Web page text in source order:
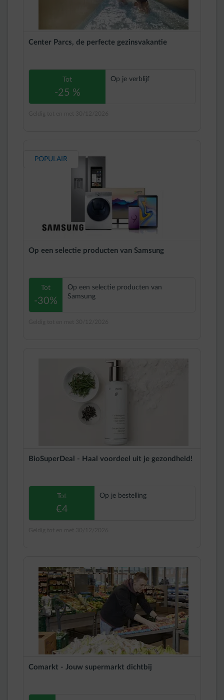
Center Parcs, de perfecte gezinsvakantie
Tot
-25 %
Op je verblijf
POPULAIR
Op een selectie producten van Samsung
Tot
-30%
Op een selectie producten van
Samsung
BioSuperDeal - Haal voordeel uit je gezondheid!
Tot
€4
Op je bestelling
Comarkt - Jouw supermarkt dichtbij